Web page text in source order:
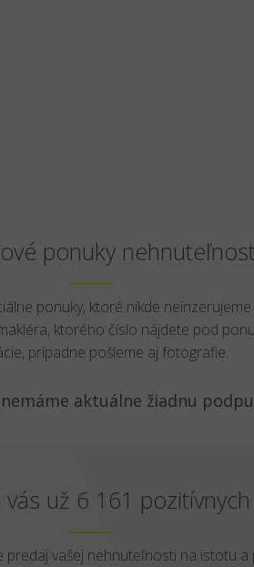
ponuky
ponuky, ktoré nikde
ktorého číslo nájdete pod
prípadne pošleme aj fotografie.
aktuálne žiadnu
už 6 161
vašej nehnuteľnosti na istotu a